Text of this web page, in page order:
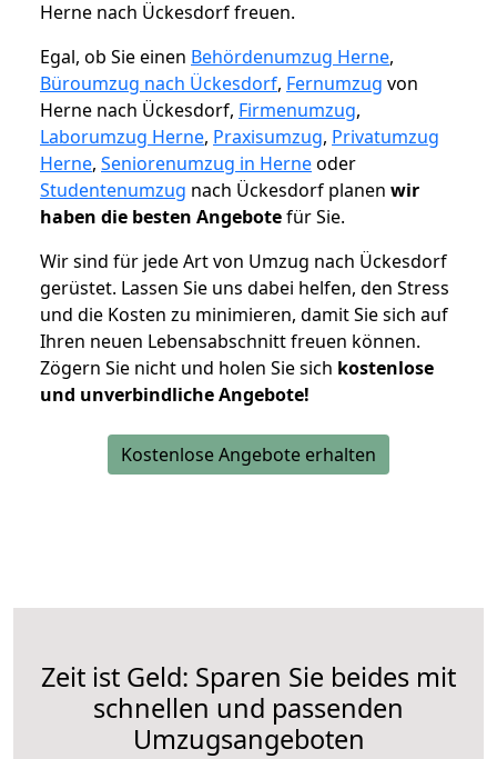
Herne nach Ückesdorf freuen.
Egal, ob Sie einen Behördenumzug Herne,
Büroumzug nach Ückesdorf, Fernumzug von
Herne nach Ückesdorf, Firmenumzug,
Laborumzug Herne, Praxisumzug, Privatumzug
Herne, Seniorenumzug in Herneoder
Studentenumzug nach Ückesdorf planen wir
haben die besten Angebotefür Sie.
Wir sind für jede Art von Umzug nach Ückesdorf
gerüstet. Lassen Sie uns dabei helfen, den Stress
und die Kosten zu minimieren, damit Sie sich auf
Ihren neuen Lebensabschnitt freuen können.
Zögern Sie nicht und holen Sie sich kostenlose
und unverbindliche Angebote!
Kostenlose Angebote erhalten
Zeit ist Geld: Sparen Sie beides mit
schnellen und passenden
Umzugsangeboten